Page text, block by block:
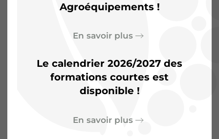
Agroéquipements !
En savoir plus
Le calendrier 2026/2027 des
formations courtes est
disponible !
En savoir plus